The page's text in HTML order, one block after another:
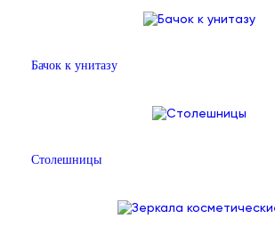
Бачок к унитазу
Столешницы